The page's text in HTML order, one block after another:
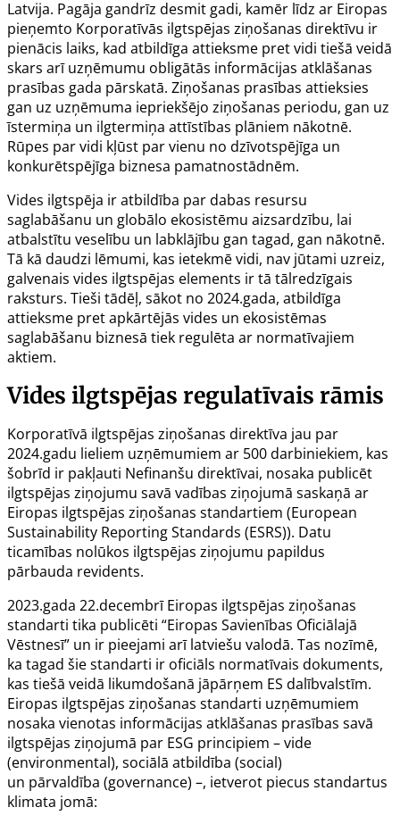
Latvija. Pagāja gandrīz desmit gadi, kamēr līdz ar Eiropas
pieņemto Korporatīvās ilgtspējas ziņošanas direktīvu ir
pienācis laiks, kad atbildīga attieksme pret vidi tiešā veidā
skars arī uzņēmumu obligātās informācijas atklāšanas
prasības gada pārskatā. Ziņošanas prasības attieksies
gan uz uzņēmuma iepriekšējo ziņošanas periodu, gan uz
īstermiņa un ilgtermiņa attīstības plāniem nākotnē.
Rūpes par vidi kļūst par vienu no dzīvotspējīga un
konkurētspējīga biznesa pamatnostādnēm.
Vides ilgtspēja ir atbildība par dabas resursu
saglabāšanu un globālo ekosistēmu aizsardzību, lai
atbalstītu veselību un labklājību gan tagad, gan nākotnē.
Tā kā daudzi lēmumi, kas ietekmē vidi, nav jūtami uzreiz,
galvenais vides ilgtspējas elements ir tā tālredzīgais
raksturs. Tieši tādēļ, sākot no 2024.gada, atbildīga
attieksme pret apkārtējās vides un ekosistēmas
saglabāšanu biznesā tiek regulēta ar normatīvajiem
aktiem.
Vides ilgtspējas regulatīvais rāmis
Korporatīvā ilgtspējas ziņošanas direktīva jau par
2024.gadu lieliem uzņēmumiem ar 500 darbiniekiem, kas
šobrīd ir pakļauti Nefinanšu direktīvai, nosaka publicēt
ilgtspējas ziņojumu savā vadības ziņojumā saskaņā ar
Eiropas ilgtspējas ziņošanas standartiem (European
Sustainability Reporting Standards (ESRS)). Datu
ticamības nolūkos ilgtspējas ziņojumu papildus
pārbauda revidents.
2023.gada 22.decembrī Eiropas ilgtspējas ziņošanas
standarti tika publicēti “Eiropas Savienības Oficiālajā
Vēstnesī” un ir pieejami arī latviešu valodā. Tas nozīmē,
ka tagad šie standarti ir oficiāls normatīvais dokuments,
kas tiešā veidā likumdošanā jāpārņem ES dalībvalstīm.
Eiropas ilgtspējas ziņošanas standarti uzņēmumiem
nosaka vienotas informācijas atklāšanas prasības savā
ilgtspējas ziņojumā par ESG principiem – vide
(environmental), sociālā atbildība (social)
un pārvaldība (governance) –, ietverot piecus standartus
klimata jomā: